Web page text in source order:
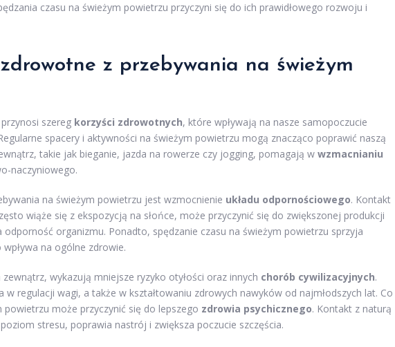
czasu na świeżym powietrzu przyczyni się do ich prawidłowego rozwoju i
z przebywania na świeżym
szereg korzyści zdrowotnych, które wpływają na nasze samopoczucie
spacery i aktywności na świeżym powietrzu mogą znacząco poprawić naszą
takie jak bieganie, jazda na rowerze czy jogging, pomagają w wzmacnianiu
naczyniowego.
na świeżym powietrzu jest wzmocnienie układu odpornościowego. Kontakt
wiąże się z ekspozycją na słońce, może przyczynić się do zwiększonej produkcji
organizmu. Ponadto, spędzanie czasu na świeżym powietrzu sprzyja
na ogólne zdrowie.
wykazują mniejsze ryzyko otyłości oraz innych chorób cywilizacyjnych.
w regulacji wagi, a także w kształtowaniu zdrowych nawyków od najmłodszych lat. Co
może przyczynić się do lepszego zdrowia psychicznego. Kontakt z naturą
stresu, poprawia nastrój i zwiększa poczucie szczęścia.